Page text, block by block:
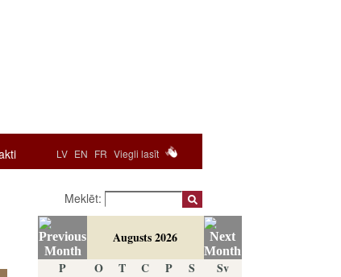
LV EN FR Viegli lasīt
Meklēt:
Augusts 2026
P
O T C P S Sv